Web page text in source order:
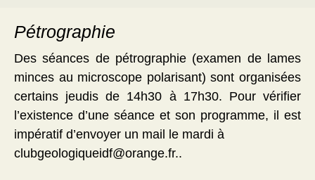
Pétrographie
Des séances de pétrographie (examen de lames
minces au microscope polarisant) sont organisées
certains jeudis de 14h30 à 17h30. Pour vérifier
l’existence d’une séance et son programme, il est
impératif d’envoyer un mail le mardi à
clubgeologiqueidf@orange.fr..